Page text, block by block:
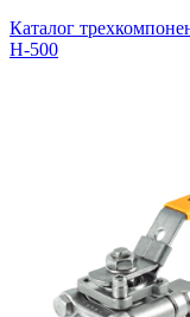
Каталог
H-500